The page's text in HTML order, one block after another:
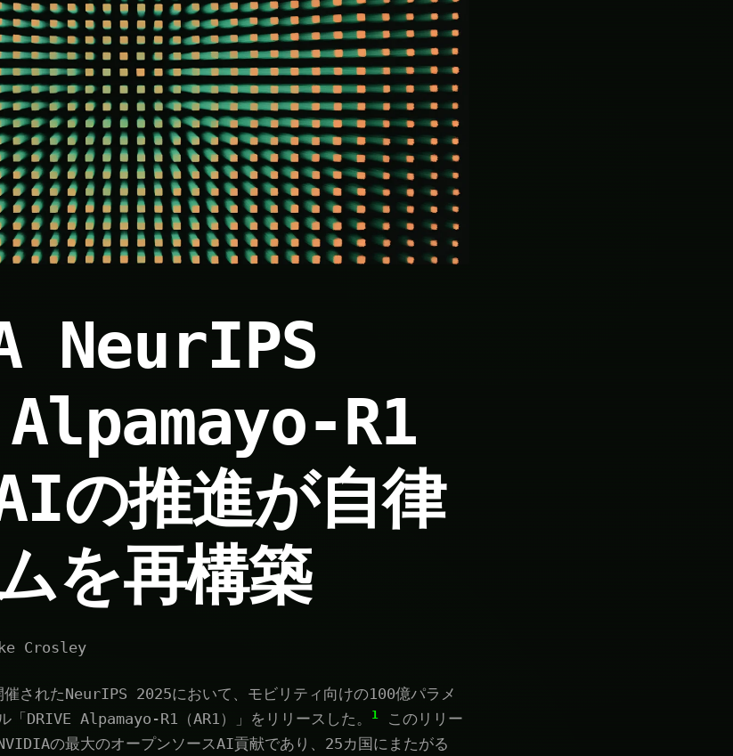
NeurIPS
R1
の推進が自律
を再構築
Crosley
されたNeurIPS 2025において、モビリティ向けの100億パラメ
「DRIVE Alpamayo-R1（AR1）」をリリースした。
1
このリリー
の最大のオープンソースAI貢献であり、25カ国にまたがる